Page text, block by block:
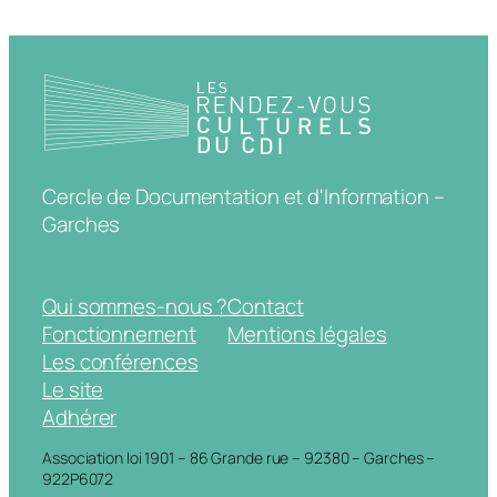
Cercle de Documentation et d'Information –
Garches
Qui sommes-nous ?
Fonctionnement
Les conférences
Le site
Adhérer
Contact
Mentions légales
Association loi 1901 – 86 Grande rue – 92380 – Garches –
922P6072